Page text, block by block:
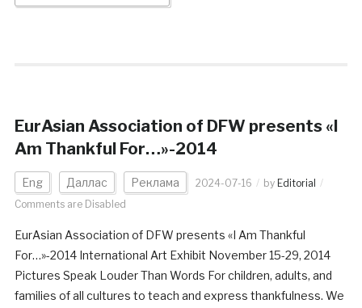
EurAsian Association of DFW presents «I
Am Thankful For…»-2014
Eng Даллас Реклама 2024-07-16 by Editorial
Comments are Disabled
EurAsian Association of DFW presents «I Am Thankful
For…»-2014 International Art Exhibit November 15-29, 2014
Pictures Speak Louder Than Words For children, adults, and
families of all cultures to teach and express thankfulness. We